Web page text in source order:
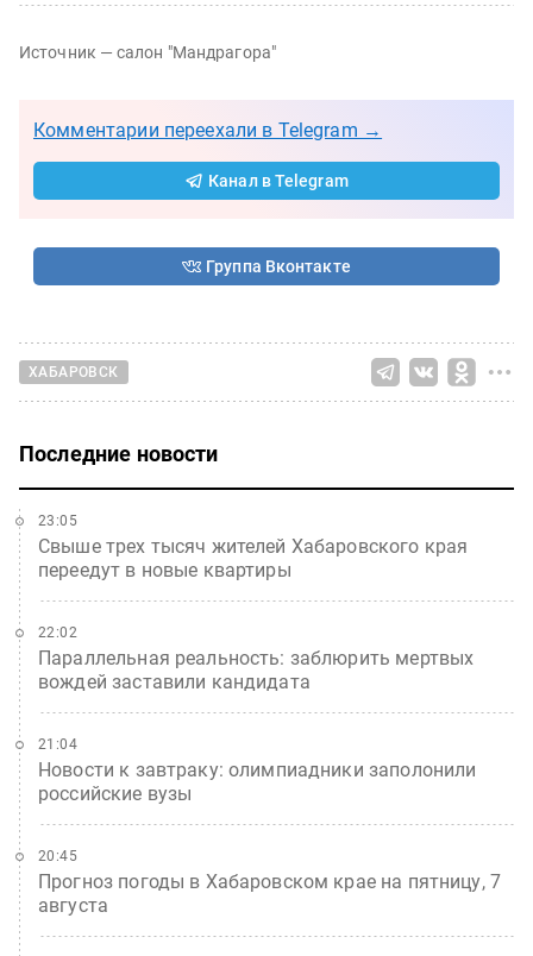
Источник — салон "Мандрагора"
Комментарии переехали в Telegram →
Канал в Telegram
Группа Вконтакте
ХАБАРОВСК
Последние новости
Свыше трех тысяч жителей Хабаровского края
переедут в новые квартиры
23:05
Параллельная реальность: заблюрить мертвых
вождей заставили кандидата
22:02
Новости к завтраку: олимпиадники заполонили
российские вузы
21:04
Прогноз погоды в Хабаровском крае на пятницу, 7
августа
20:45